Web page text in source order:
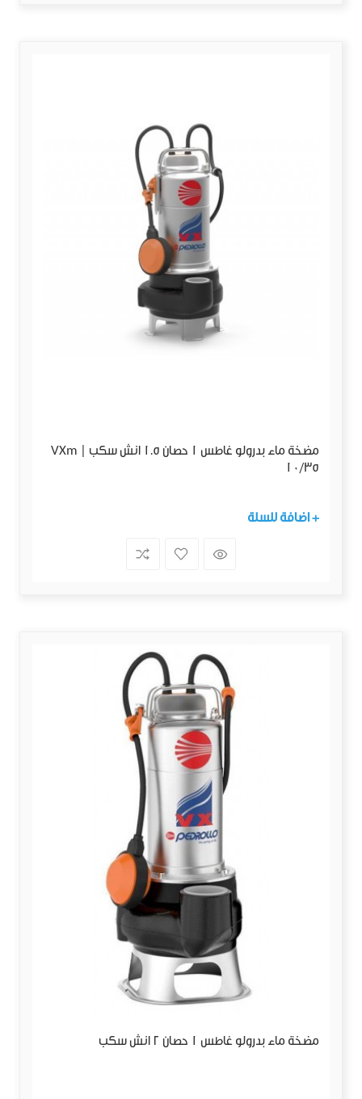
مضخة ماء بدرولو غاطس 1 حصان 1.5 انش سكب | VXm
10/35
+ اضافة للسلة
مضخة ماء بدرولو غاطس 1 حصان 2 انش سكب